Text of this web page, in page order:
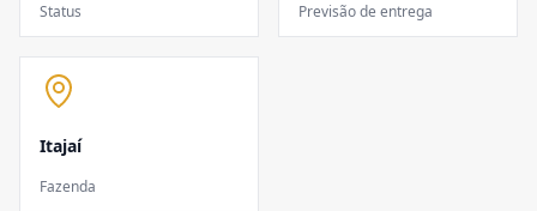
Status
Previsão de entrega
Itajaí
Fazenda